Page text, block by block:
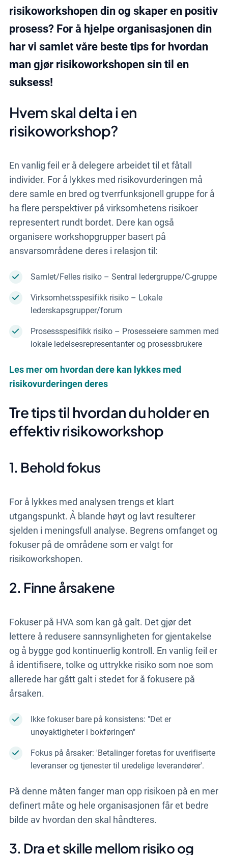
risikoworkshopen din og skaper en positiv
prosess? For å hjelpe organisasjonen din
har vi samlet våre beste tips for hvordan
man gjør risikoworkshopen sin til en
suksess!
Hvem skal delta i en
risikoworkshop?
En vanlig feil er å delegere arbeidet til et fåtall
individer. For å lykkes med risikovurderingen må
dere samle en bred og tverrfunksjonell gruppe for å
ha flere perspektiver på virksomhetens risikoer
representert rundt bordet. Dere kan også
organisere workshopgrupper basert på
ansvarsområdene deres i relasjon til:
Samlet/Felles risiko – Sentral ledergruppe/C-gruppe
Virksomhetsspesifikk risiko – Lokale
lederskapsgrupper/forum
Prosessspesifikk risiko – Prosesseiere sammen med
lokale ledelsesrepresentanter og prosessbrukere
Les mer om hvordan dere kan lykkes med
risikovurderingen deres
Tre tips til hvordan du holder en
effektiv risikoworkshop
1. Behold fokus
For å lykkes med analysen trengs et klart
utgangspunkt. Å blande høyt og lavt resulterer
sjelden i meningsfull analyse. Begrens omfanget og
fokuser på de områdene som er valgt for
risikoworkshopen.
2. Finne årsakene
Fokuser på HVA som kan gå galt. Det gjør det
lettere å redusere sannsynligheten for gjentakelse
og å bygge god kontinuerlig kontroll. En vanlig feil er
å identifisere, tolke og uttrykke risiko som noe som
allerede har gått galt i stedet for å fokusere på
årsaken.
Ikke fokuser bare på konsistens: "Det er
unøyaktigheter i bokføringen"
Fokus på årsaker: 'Betalinger foretas for uverifiserte
leveranser og tjenester til uredelige leverandører'.
På denne måten fanger man opp risikoen på en mer
definert måte og hele organisasjonen får et bedre
bilde av hvordan den skal håndteres.
3. Dra et skille mellom risiko og